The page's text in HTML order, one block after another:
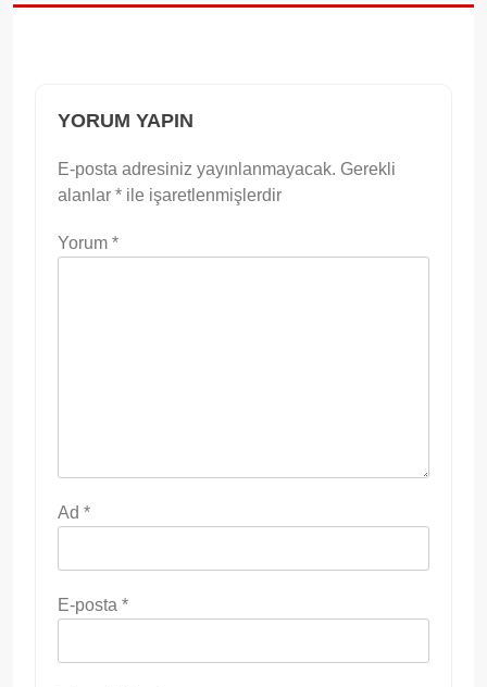
YORUM YAPIN
E-posta adresiniz yayınlanmayacak. Gerekli
alanlar * ile işaretlenmişlerdir
Yorum *
Ad *
E-posta *